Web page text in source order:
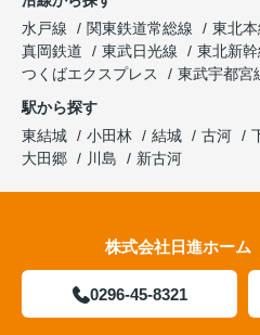
水戸線
関東鉄道常総線 東北本
真岡鉄道
東武日光線 東北新幹
つくばエクスプレス
東武宇都宮
駅から探す
東結城
小田林 結城 古河
大田郷
川島 新古河
株式会社日進ホー
0296-45-8321